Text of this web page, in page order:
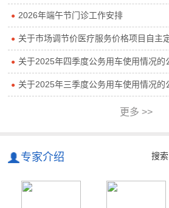
● 2026年端午节门诊工作安排
● 关于市场调节价医疗服务价格项目自主
● 关于2025年四季度公务用车使用情况的
● 关于2025年三季度公务用车使用情况的
更多 >>
专家介绍 搜索